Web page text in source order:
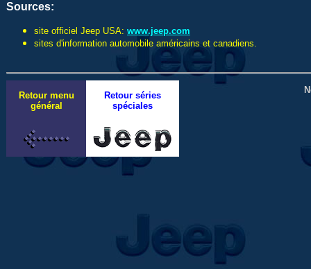
Sources:
site officiel Jeep USA: www.jeep.com
sites d'information automobile américains et canadiens.
Retour menu
général
Retour séries
spéciales